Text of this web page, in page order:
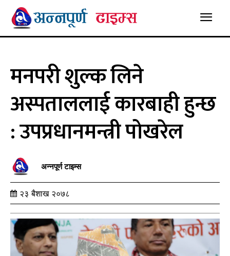
मनपरी शुल्क लिने
अस्पताललाई कारबाही हुन्छ
: उपप्रधानमन्त्री पोखरेल
अन्नपूर्ण टाइम्स
२३ बैशाख २०७८